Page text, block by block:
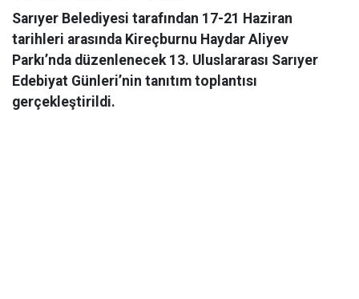
Sarıyer Belediyesi tarafından 17-21 Haziran
tarihleri arasında Kireçburnu Haydar Aliyev
Parkı’nda düzenlenecek 13. Uluslararası Sarıyer
Edebiyat Günleri’nin tanıtım toplantısı
gerçekleştirildi.